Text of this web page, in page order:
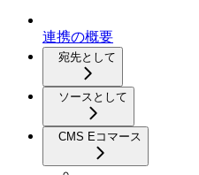
連携の概要
宛先として
ソースとして
CMS Eコマース